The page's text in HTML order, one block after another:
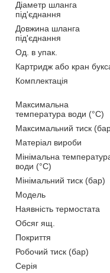
Діаметр шланга
під'єднання
Довжина шланга
під'єднання
Од. в упак.
Картридж або кран
Комплектація
Максимальна
температура води (°C)
Максимальний тиск
Матеріал вироби
Мінімальна
води (°C)
Мінімальний тиск (бар)
Мoдель
Наявність термостата
Обсяг ящ.
Покриття
Робочий тиск (бар)
Серія